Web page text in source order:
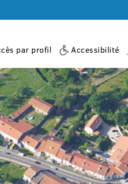
par profil Accessibilité